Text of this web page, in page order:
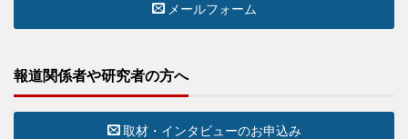
メールフォーム
報道関係者や研究者の方へ
取材・インタビューのお申込み